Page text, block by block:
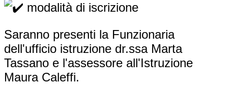
modalità di iscrizione
Saranno presenti la Funzionaria
dell'ufficio istruzione dr.ssa Marta
Tassano e l'assessore all'Istruzione
Maura Caleffi.